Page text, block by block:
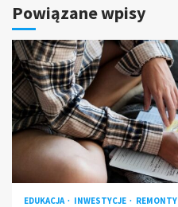
Powiązane wpisy
EDUKACJA INWESTYCJE REMONTY